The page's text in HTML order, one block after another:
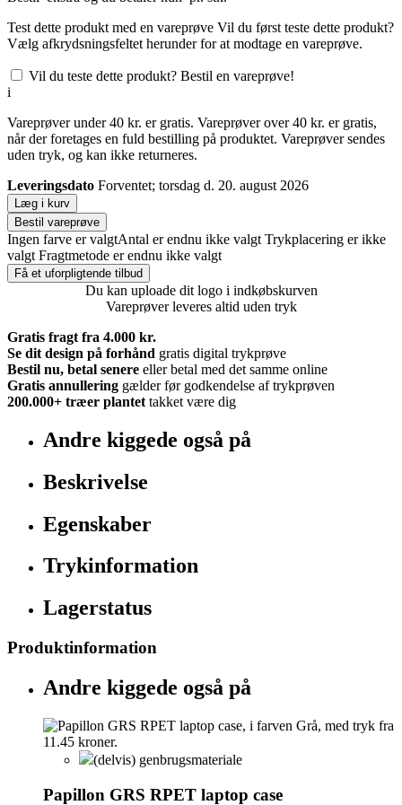
Test dette produkt med en vareprøve Vil du først teste dette produkt?
Vælg afkrydsningsfeltet herunder for at modtage en vareprøve.
Vil du teste dette produkt? Bestil en vareprøve!
i
Vareprøver under 40 kr. er gratis. Vareprøver over 40 kr. er gratis,
når der foretages en fuld bestilling på produktet. Vareprøver sendes
uden tryk, og kan ikke returneres.
Leveringsdato Forventet; torsdag d. 20. august 2026
Læg i kurv
Bestil vareprøve
Ingen farve er valgtAntal er endnu ikke valgt Trykplacering er ikke
valgt Fragtmetode er endnu ikke valgt
Få et uforpligtende tilbud
Du kan uploade dit logo i indkøbskurven
Vareprøver leveres altid uden tryk
Gratis fragt fra 4.000 kr.
Se dit design på forhånd gratis digital trykprøve
Bestil nu, betal senere eller betal med det samme online
Gratis annullering gælder før godkendelse af trykprøven
200.000+ træer plantet takket være dig
Andre kiggede også på
Beskrivelse
Egenskaber
Trykinformation
Lagerstatus
Produktinformation
Andre kiggede også på
(delvis) genbrugsmateriale
Papillon GRS RPET laptop case